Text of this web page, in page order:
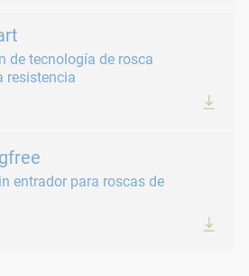
de tecnología de rosca
resistencia
entrador para roscas de